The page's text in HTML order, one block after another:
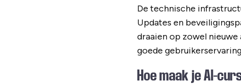
De technische
Updates en
draaien op zowel
goede
Hoe maak je AI-